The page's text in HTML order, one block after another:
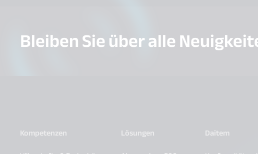
Bleiben Sie über alle
Kompetenzen
Lösungen
Daitem